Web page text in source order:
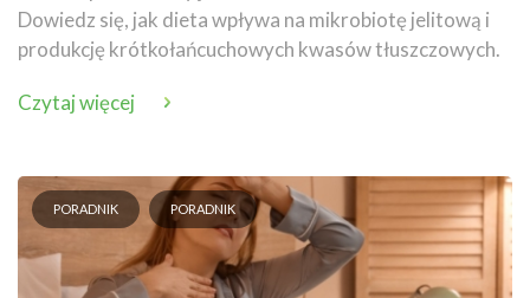
Dowiedz się, jak dieta wpływa na mikrobiotę jelitową i
produkcję krótkołańcuchowych kwasów tłuszczowych.
Czytaj więcej
PORADNIK PORADNIK